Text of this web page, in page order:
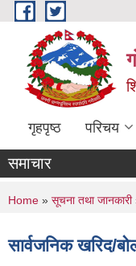
Skip to main content
गृहपृष्ठ परिचय
समाचार
You are
Home » सूचना तथा जानकारी
सार्वजनिक खरिद/